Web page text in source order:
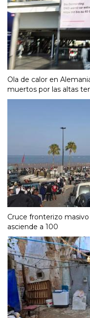
Ola de calor en
muertos por las altas
Cruce fronterizo
asciende a 100